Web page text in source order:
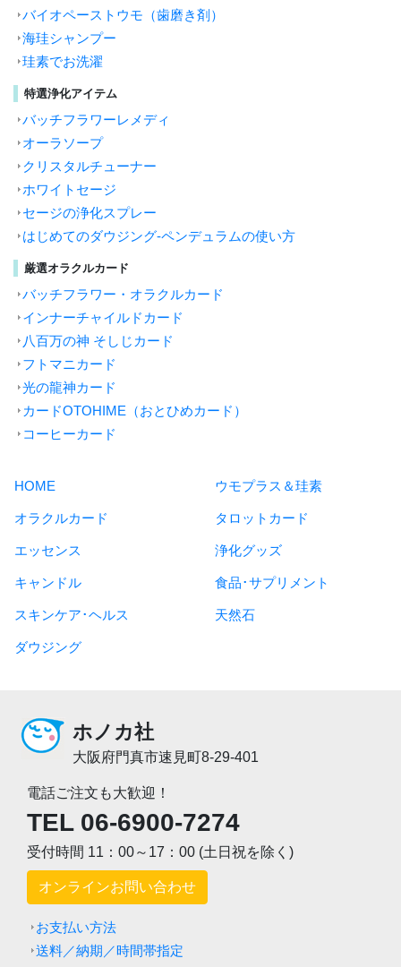
バイオペーストウモ（歯磨き剤）
海珪シャンプー
珪素でお洗濯
特選浄化アイテム
バッチフラワーレメディ
オーラソープ
クリスタルチューナー
ホワイトセージ
セージの浄化スプレー
はじめてのダウジング-ペンデュラムの使い方
厳選オラクルカード
バッチフラワー・オラクルカード
インナーチャイルドカード
八百万の神 そしじカード
フトマニカード
光の龍神カード
カードOTOHIME（おとひめカード）
コーヒーカード
HOME ウモプラス＆珪素
オラクルカード タロットカード
エッセンス 浄化グッズ
キャンドル 食品･サプリメント
スキンケア･ヘルス 天然石
ダウジング
ホノカ社
大阪府門真市速見町8-29-401
電話ご注文も大歓迎！
TEL 06-6900-7274
受付時間 11：00～17：00 (土日祝を除く)
オンラインお問い合わせ
お支払い方法
送料／納期／時間帯指定